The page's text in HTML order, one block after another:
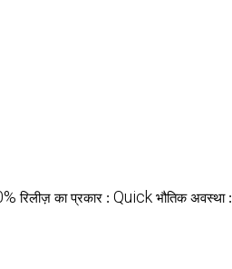
रिलीज़ का प्रकार : Quick भौतिक अवस्था :